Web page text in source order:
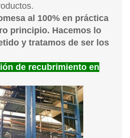
al 100% en práctica
principio. Hacemos lo
y tratamos de ser los
de recubrimiento en